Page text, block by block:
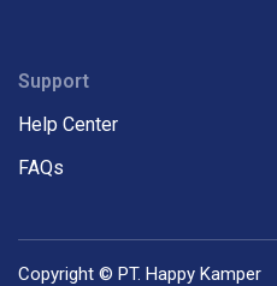
Support
Help Center
FAQs
Copyright © PT. Happy Kamper